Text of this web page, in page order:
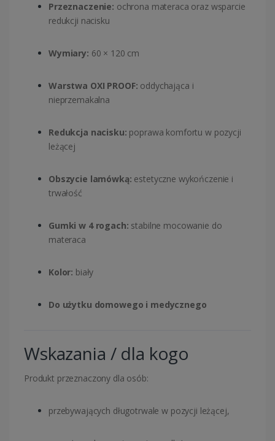
Przeznaczenie: ochrona materaca oraz wsparcie
redukcji nacisku
Wymiary: 60 × 120 cm
Warstwa OXI PROOF: oddychająca i
nieprzemakalna
Redukcja nacisku: poprawa komfortu w pozycji
leżącej
Obszycie lamówką: estetyczne wykończenie i
trwałość
Gumki w 4 rogach: stabilne mocowanie do
materaca
Kolor: biały
Do użytku domowego i medycznego
Wskazania / dla kogo
Produkt przeznaczony dla osób:
przebywających długotrwale w pozycji leżącej,